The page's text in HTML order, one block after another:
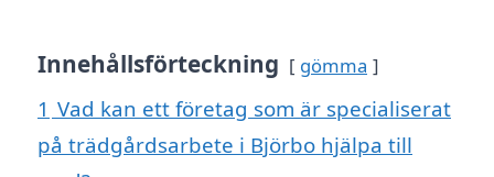
Innehållsförteckning gömma
1 Vad kan ett företag som är specialiserat
på trädgårdsarbete i Björbo hjälpa till